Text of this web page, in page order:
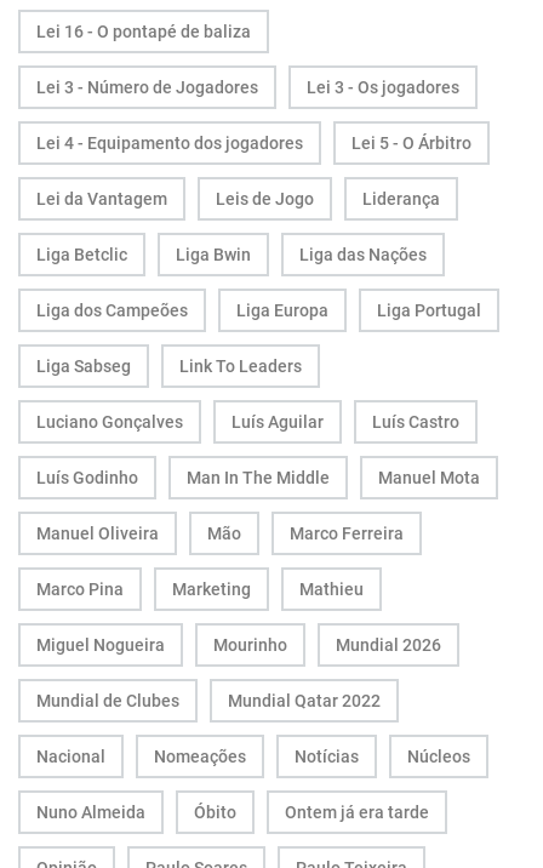
Lei 16 - O pontapé de baliza
Lei 3 - Número de Jogadores Lei 3 - Os jogadores
Lei 4 - Equipamento dos jogadores Lei 5 - O Árbitro
Lei da Vantagem Leis de Jogo Liderança
Liga Betclic Liga Bwin Liga das Nações
Liga dos Campeões Liga Europa Liga Portugal
Liga Sabseg Link To Leaders
Luciano Gonçalves Luís Aguilar Luís Castro
Luís Godinho Man In The Middle Manuel Mota
Manuel Oliveira Mão Marco Ferreira
Marco Pina Marketing Mathieu
Miguel Nogueira Mourinho Mundial 2026
Mundial de Clubes Mundial Qatar 2022
Nacional Nomeações Notícias Núcleos
Nuno Almeida Óbito Ontem já era tarde